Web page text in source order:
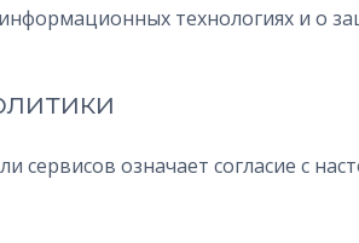
технологиях и о
сервисов означает согласие с